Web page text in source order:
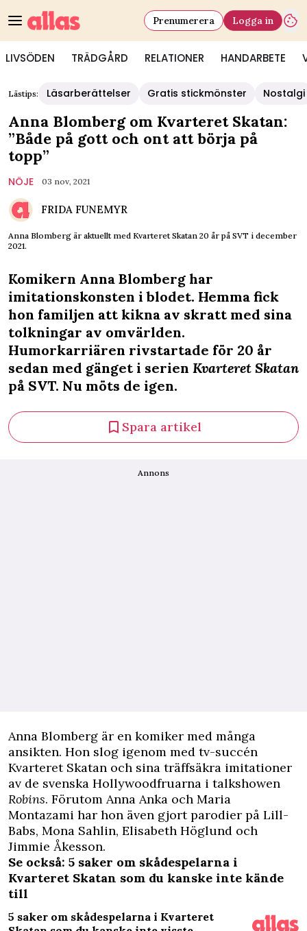
LIVSÖDEN TRÄDGÅRD RELATIONER HANDARBETE
Prenumerera Logga in
Lästips: Läsarberättelser Gratis stickmönster Nostalgi
Anna Blomberg om Kvarteret Skatan:
”Både på gott och ont att börja på
topp”
NÖJE 03 nov, 2021
FRIDA FUNEMYR
Anna Blomberg är aktuellt med Kvarteret Skatan 20 år på SVT i december
2021.
Komikern Anna Blomberg har
imitationskonsten i blodet. Hemma fick
hon familjen att kikna av skratt med sina
tolkningar av omvärlden.
Humorkarriären rivstartade för 20 år
sedan med gänget i serien Kvarteret Skatan
på SVT. Nu möts de igen.
Spara artikel
Annons
Anna Blomberg är en komiker med många
ansikten. Hon slog igenom med tv-succén
Kvarteret Skatan och sina träffsäkra imitationer
av de svenska Hollywoodfruarna i talkshowen
Robins. Förutom Anna Anka och Maria
Montazami har hon även gjort parodier på Lill-
Babs, Mona Sahlin, Elisabeth Höglund och
Jimmie Åkesson.
Se också: 5 saker om skådespelarna i
Kvarteret Skatan som du kanske inte kände
till
5 saker om skådespelarna i Kvarteret